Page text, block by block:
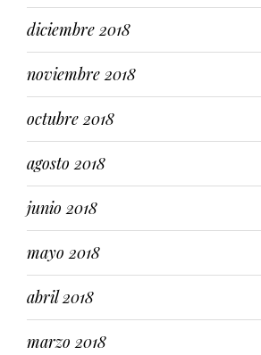
diciembre 2018
noviembre 2018
octubre 2018
agosto 2018
junio 2018
mayo 2018
abril 2018
marzo 2018